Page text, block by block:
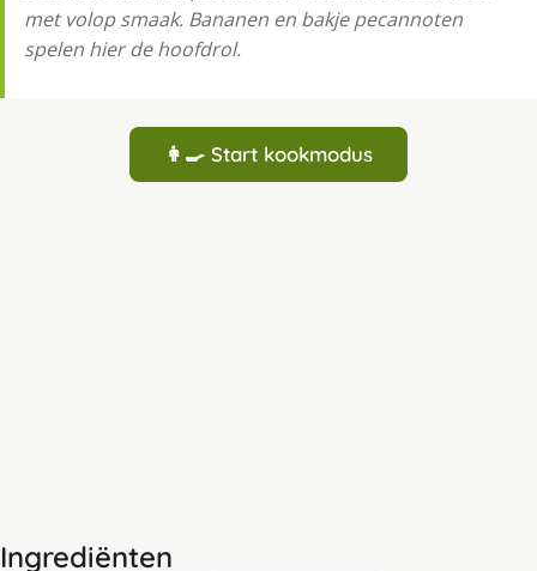
met volop smaak. Bananen en bakje pecannoten
spelen hier de hoofdrol.
👩‍🍳 Start kookmodus
Ingrediënten